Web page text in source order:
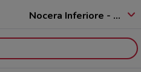
Nocera Inferiore - 84014